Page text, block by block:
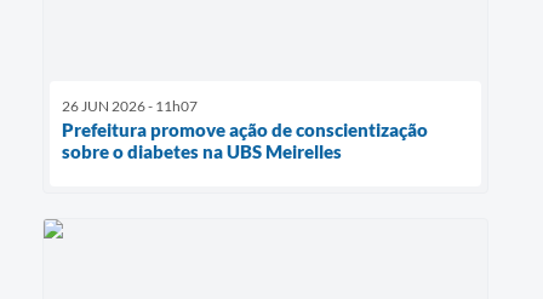
26 JUN 2026 - 11h07
Prefeitura promove ação de conscientização
sobre o diabetes na UBS Meirelles